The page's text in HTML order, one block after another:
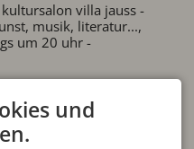
villa jauss -
musik, literatur...,
um 20 uhr -
und